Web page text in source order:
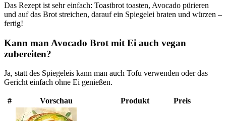
Das Rezept ist sehr einfach: Toastbrot toasten, Avocado pürieren
und auf das Brot streichen, darauf ein Spiegelei braten und würzen –
fertig!
Kann man Avocado Brot mit Ei auch vegan
zubereiten?
Ja, statt des Spiegeleis kann man auch Tofu verwenden oder das
Gericht einfach ohne Ei genießen.
# Vorschau Produkt Preis